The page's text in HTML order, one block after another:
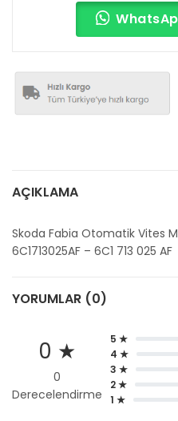
AÇIKLAMA
Skoda Fabia Otomatik Vites
6C1713025AF – 6C1 713 025 AF
YORUMLAR (0)
0 ★
0
Derecelendirme
5 ★
4 ★
3 ★
2 ★
1 ★